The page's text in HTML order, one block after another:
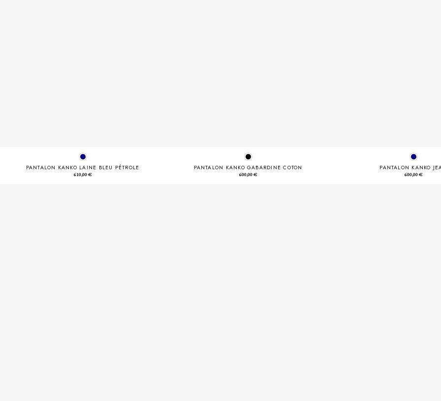
PANTALON KANKO LAINE BLEU PÉTROLE
610,00€
PANTALON KANKO GABARDINE COTON
600,00€
PANTALON KANKO
600,00€